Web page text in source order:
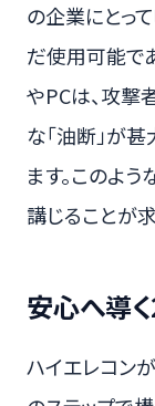
の企業にとっ
だ使用可能で
やPCは、攻撃
な「油断」が
ます。このよ
講じることが
安心へ導
ハイエレコン